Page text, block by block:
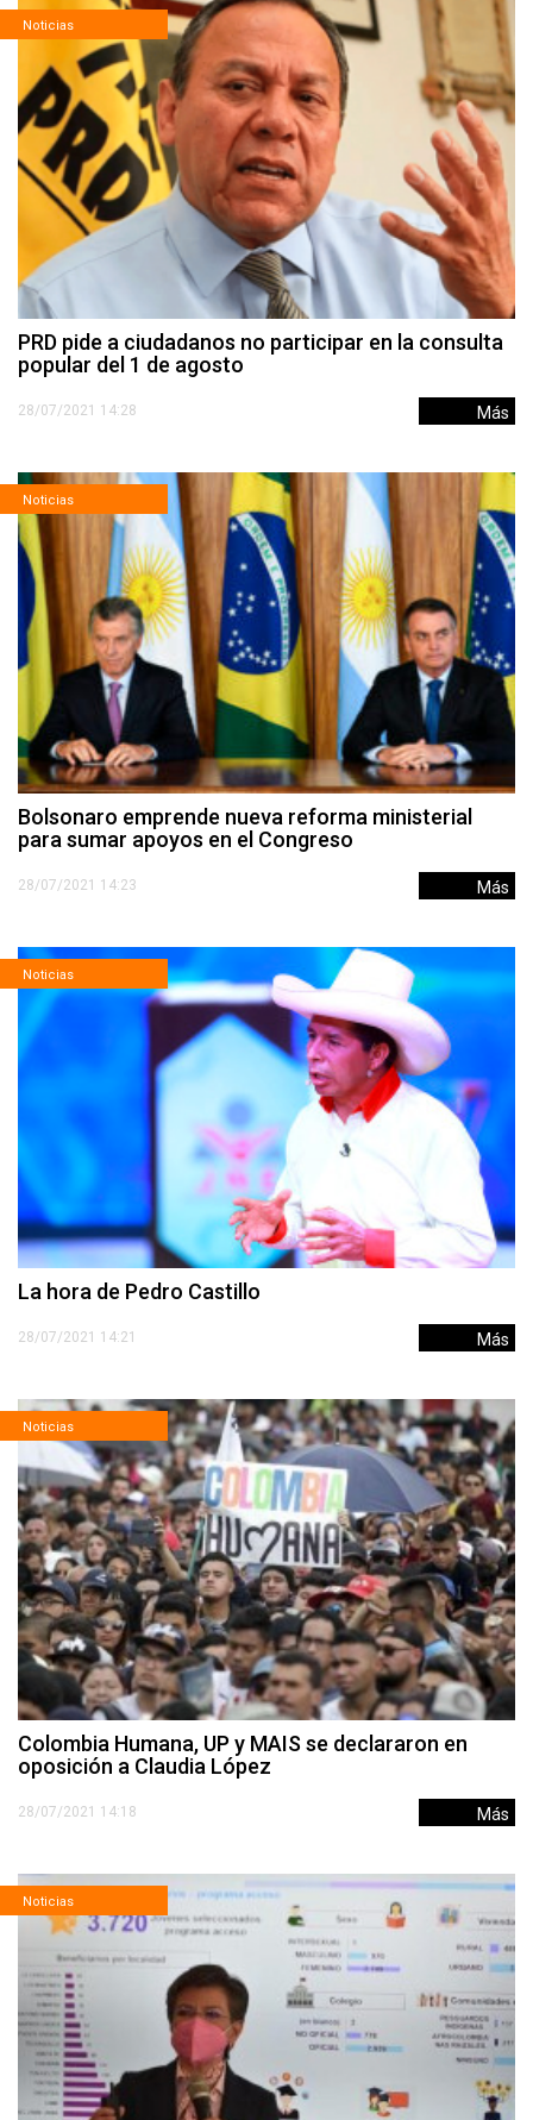
Noticias
PRD pide a ciudadanos no participar en la consulta
popular del 1 de agosto
28/07/2021 14:28 Más
Noticias
Bolsonaro emprende nueva reforma ministerial
para sumar apoyos en el Congreso
28/07/2021 14:23 Más
Noticias
La hora de Pedro Castillo
28/07/2021 14:21 Más
Noticias
Colombia Humana, UP y MAIS se declararon en
oposición a Claudia López
28/07/2021 14:18 Más
Noticias